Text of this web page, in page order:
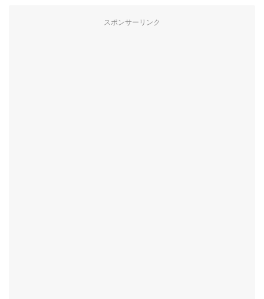
スポンサーリンク